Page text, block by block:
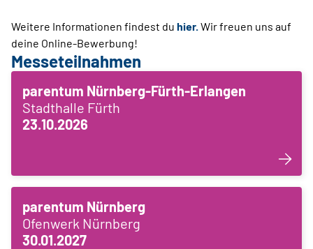
Weitere Informationen findest du hier.Wir freuen uns auf
deine Online-Bewerbung!
Messeteilnahmen
parentum Nürnberg-Fürth-Erlangen
Stadthalle Fürth
23.10.2026
parentum Nürnberg
Ofenwerk Nürnberg
30.01.2027